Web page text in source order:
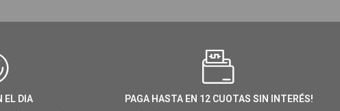
EL DIA PAGA HASTA EN 12 CUOTAS SIN INTERÉS!